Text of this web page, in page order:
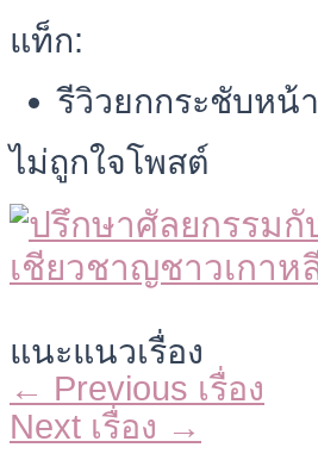
แท็ก:
รีวิวยกกระชับหน้า
ไม่ถูกใจโพสต์
แนะแนวเรื่อง
← Previous เรื่อง
Next เรื่อง →